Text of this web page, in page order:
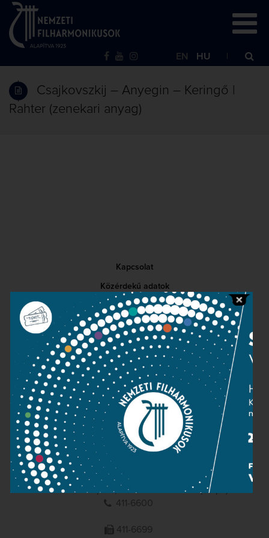
EN HU
Csajkovszkij – Anyegin – Keringő |
Rahter (zenekari anyag)
Kapcsolat
Közérdekű adatok
Sajtószoba
Adatvédelem
Impresszum
NEMZETI
FILHARMONIKUSOK
1095 Budapest, Komor Marcell u. 1. (Müpa)
411-6600
411-6699